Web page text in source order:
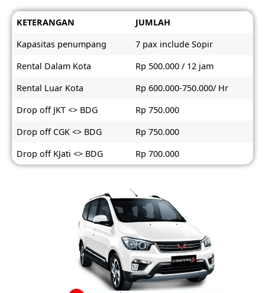
KETERANGAN
JUMLAH
Kapasitas penumpang
7 pax include Sopir
Rental Dalam Kota
Rp 500.000 / 12 jam
Rental Luar Kota
Rp 600.000-750.000/ Hr
Drop off JKT <> BDG
Rp 750.000
Drop off CGK <> BDG
Rp 750.000
Drop off KJati <> BDG
Rp 700.000